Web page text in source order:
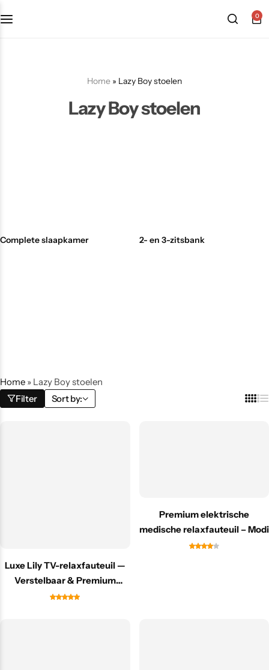
0
Home » Lazy Boy stoelen
Lazy Boy stoelen
Complete slaapkamer 2- en 3-zitsbank
Home » Lazy Boy stoelen
Filter
Sort by:
Luxe Lily TV-relaxfauteuil —
Verstelbaar & Premium
Comfort
Premium elektrische
medische relaxfauteuil – Modi